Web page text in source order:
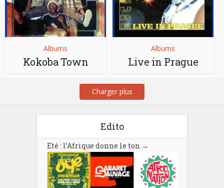
Albums
Kokoba Town
Albums
Live in Prague
Charger plus
Edito
Eté : l’Afrique donne le ton →